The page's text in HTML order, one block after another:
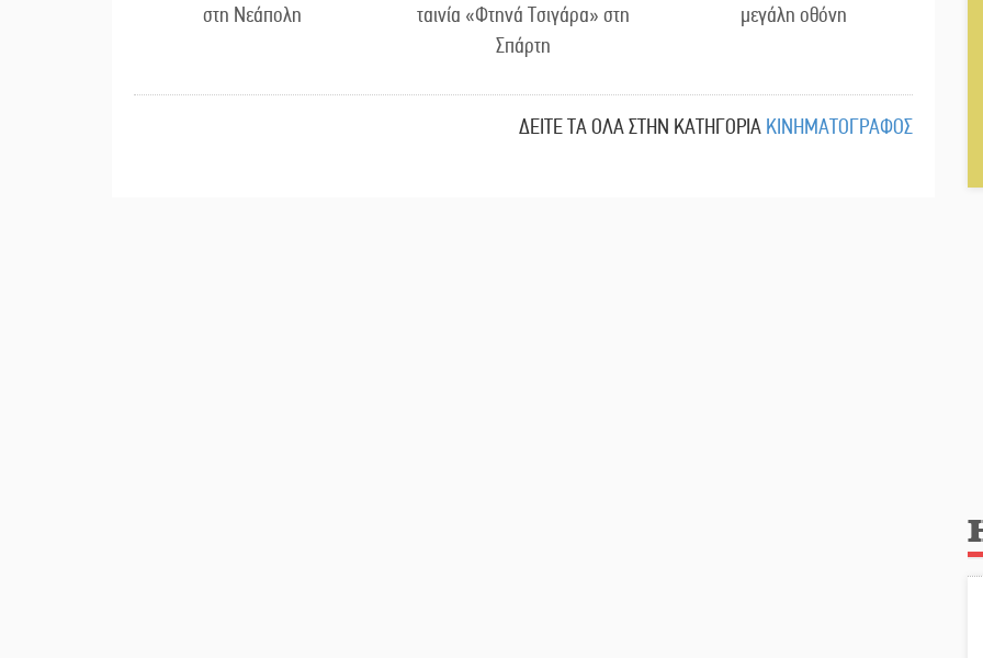
στη Νεάπολη
ταινία «Φτηνά Τσιγάρα» στη
Σπάρτη
μεγάλη οθόνη
ΔΕΙΤΕ ΤΑ ΟΛΑ ΣΤΗΝ ΚΑΤΗΓΟΡΙΑ ΚΙΝΗΜΑΤΟΓΡΑΦΟΣ